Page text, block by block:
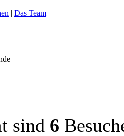
| Das Team
sind 6